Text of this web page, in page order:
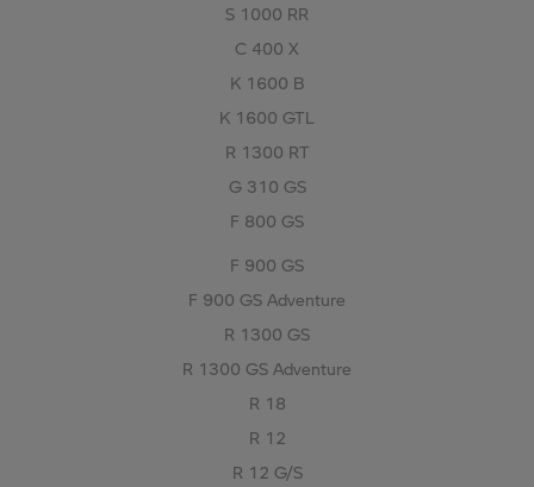
S 1000 RR
C 400 X
K 1600 B
K 1600 GTL
R 1300 RT
G 310 GS
F 800 GS
F 900 GS
F 900 GS Adventure
R 1300 GS
R 1300 GS Adventure
R 18
R 12
R 12 G/S